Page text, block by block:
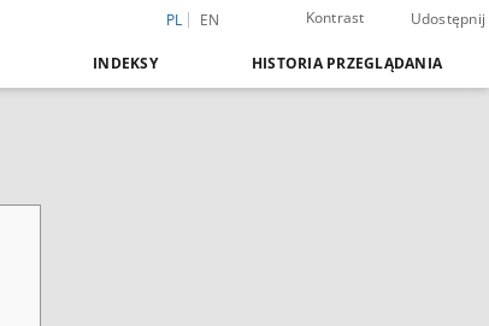
PL EN Kontrast Udostępnij
INDEKSY HISTORIA PRZEGLĄDANIA